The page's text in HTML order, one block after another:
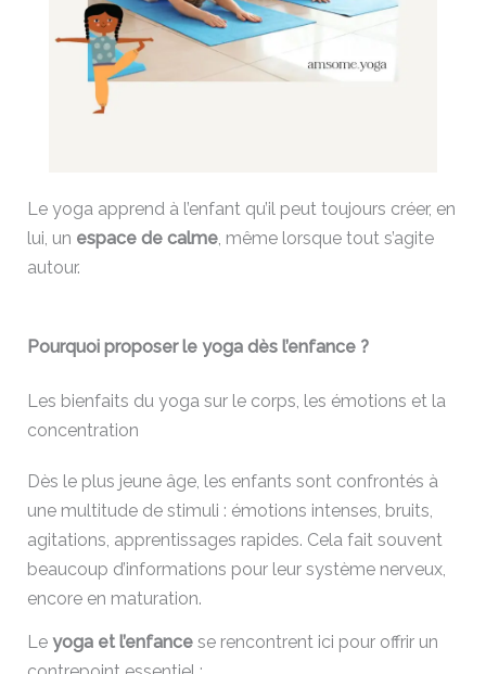
Le yoga apprend à l’enfant qu’il peut toujours créer, en
lui, un espace de calme, même lorsque tout s’agite
autour.
Pourquoi proposer le yoga dès l’enfance ?
Les bienfaits du yoga sur le corps, les émotions et la
concentration
Dès le plus jeune âge, les enfants sont confrontés à
une multitude de stimuli : émotions intenses, bruits,
agitations, apprentissages rapides. Cela fait souvent
beaucoup d’informations pour leur système nerveux,
encore en maturation.
Le yoga et l’enfancese rencontrent ici pour offrir un